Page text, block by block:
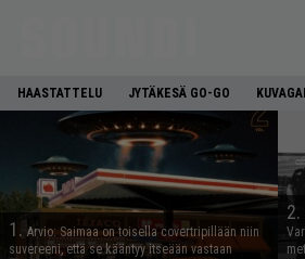
HAASTATTELU JYTÄKESÄ GO-GO
1. Arvio: Saimaa on toisella covertripillään niin
suvereeni, että se kääntyy itseään vastaan
2.